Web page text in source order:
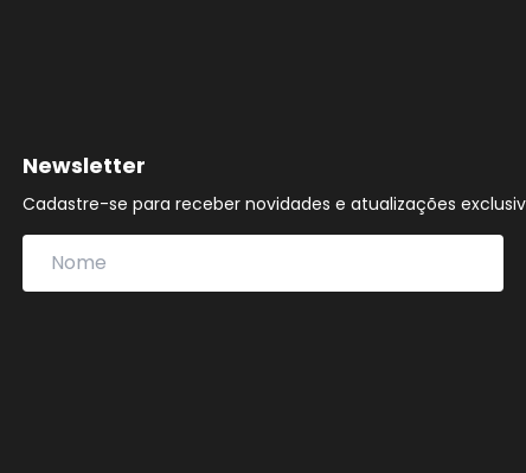
Newsletter
Cadastre-se para receber novidades e atualizações